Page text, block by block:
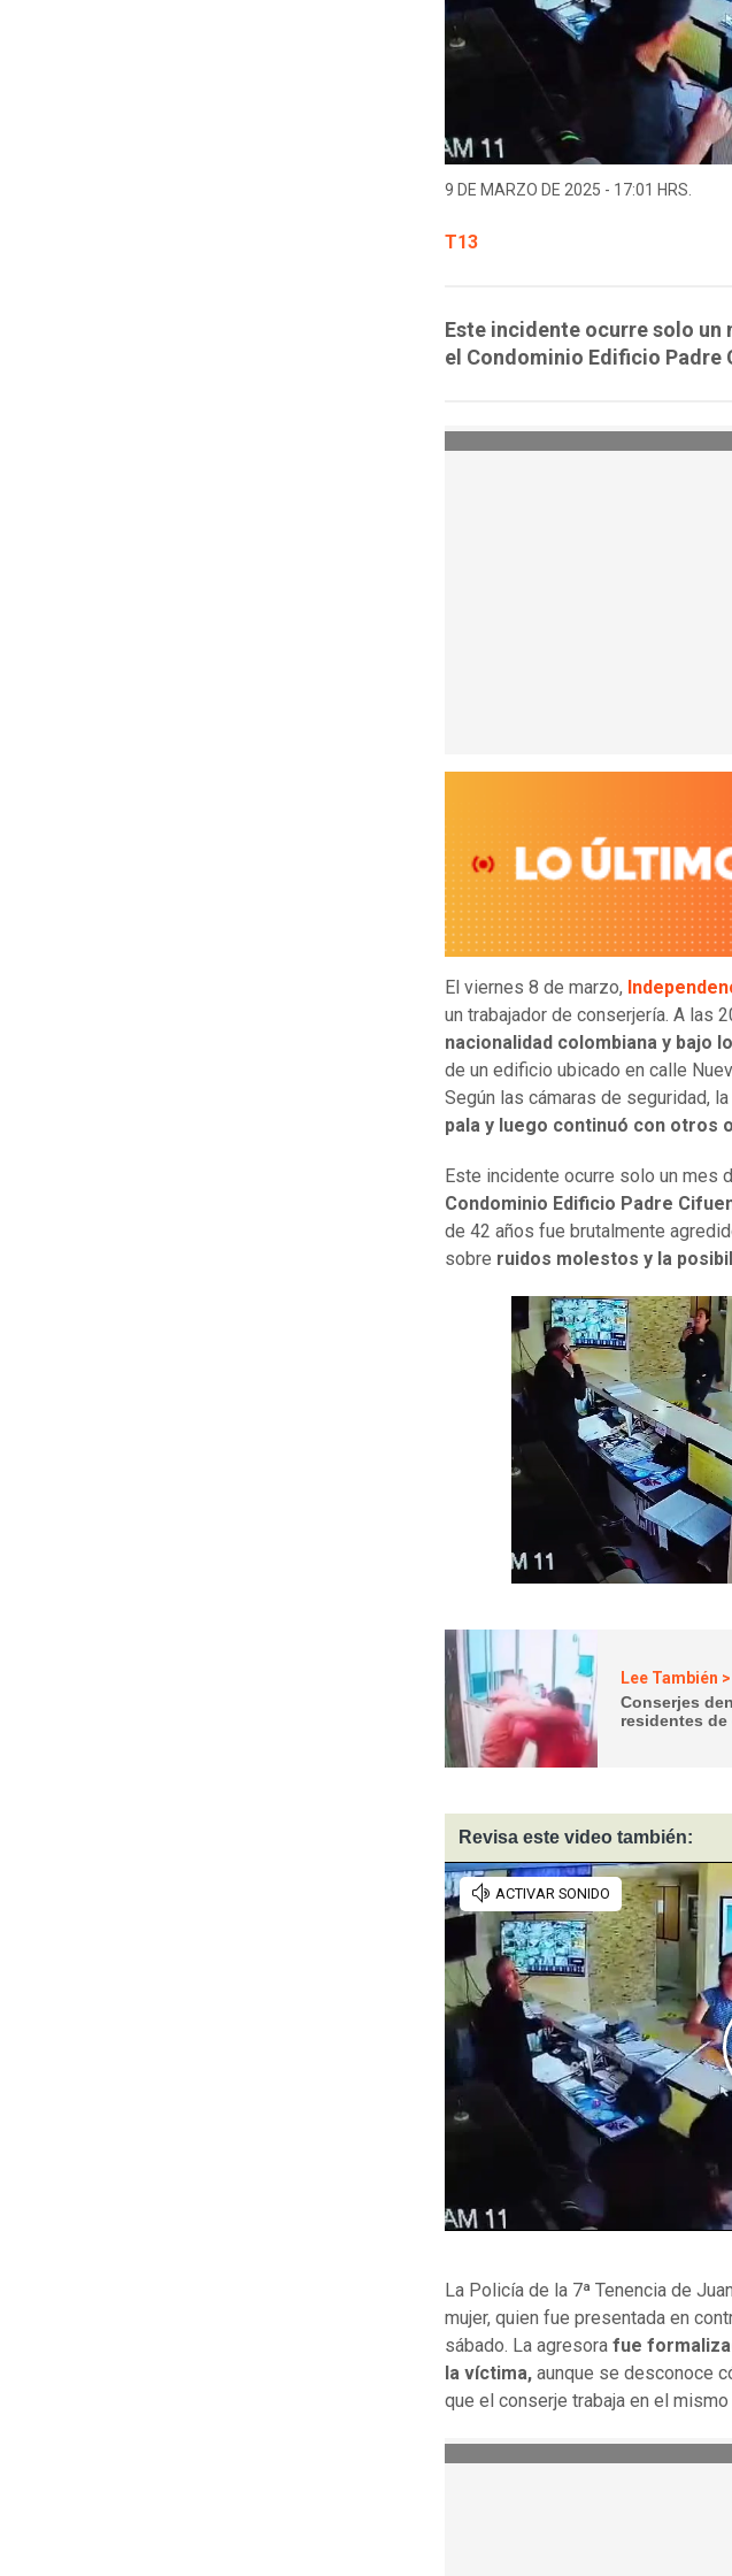
9 DE MARZO DE 2025 - 17:01 HRS.
T13
Este incidente ocurre solo un
el Condominio Edificio Padre
El viernes 8 de marzo,
un trabajador de conserjería. A las
nacionalidad colombiana y bajo
de un edificio ubicado en calle
Según las cámaras de seguridad,
pala y luego continuó con otros
Este incidente ocurre solo un mes
Condominio Edificio Padre
de 42 años fue brutalmente
sobre ruidos molestos y la
Lee También >
Conserjes
residentes
Revisa este video también:
La Policía de la 7ª Tenencia de
mujer, quien fue presentada en
sábado. La agresora fue
la víctima, aunque se desconoce
que el conserje trabaja en el